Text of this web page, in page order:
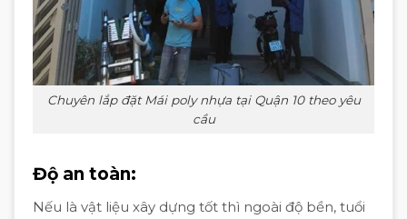
Chuyên lắp đặt Mái poly nhựa tại Quận 10 theo yêu
cầu
Độ an toàn:
Nếu là vật liệu xây dựng tốt thì ngoài độ bền, tuổi